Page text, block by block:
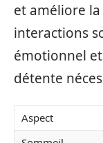
et améliore
interactions
émotionnel
détente
Aspect